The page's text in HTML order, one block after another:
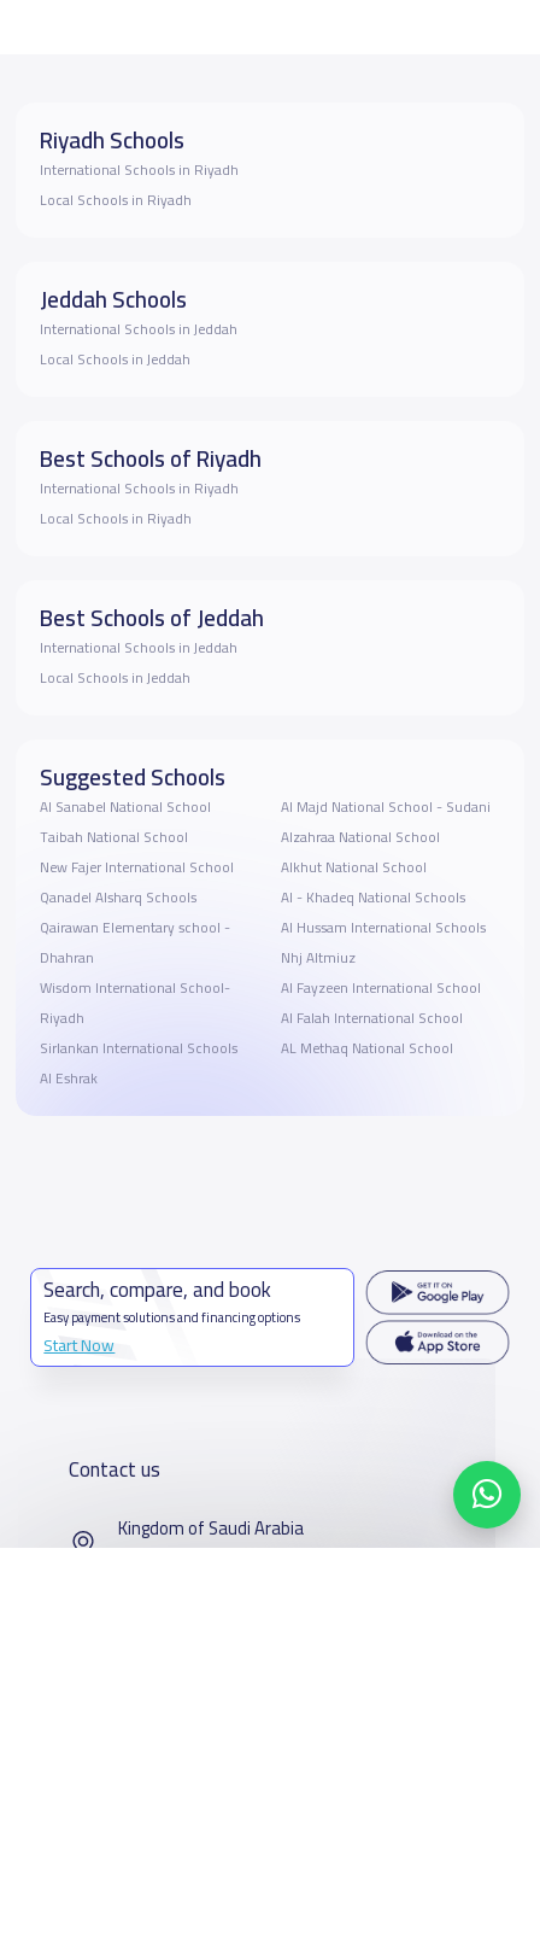
Riyadh Schools
International Schools in Riyadh
Local Schools in Riyadh
Jeddah Schools
International Schools in Jeddah
Local Schools in Jeddah
Best Schools of Riyadh
International Schools in Riyadh
Local Schools in Riyadh
Best Schools of Jeddah
International Schools in Jeddah
Local Schools in Jeddah
Suggested Schools
Al Sanabel National School
Taibah National School
New Fajer International School
Qanadel Alsharq Schools
Qairawan Elementary school -
Dhahran
Wisdom International School-
Riyadh
Sirlankan International Schools
Al Eshrak
Al Majd National School - Sudani
Alzahraa National School
Alkhut National School
Al - Khadeq National Schools
Al Hussam International Schools
Nhj Altmiuz
Al Fayzeen International School
Al Falah International School
AL Methaq National School
Search, compare, and book
Easy payment solutions and financing options
Start Now
Contact us
Kingdom of Saudi Arabia